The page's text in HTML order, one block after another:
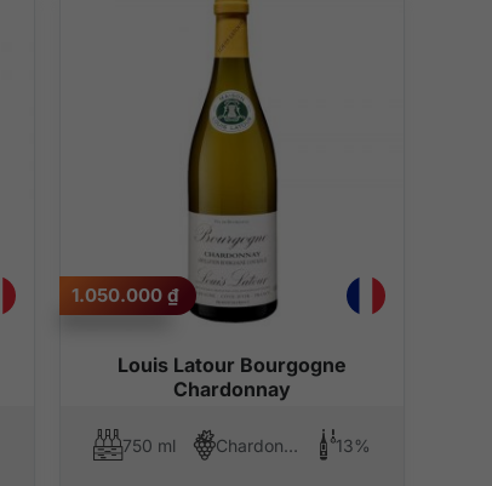
Louis Latour Bourgogne
Chardonnay
1.050.000 ₫
750 ml Chardonnay 13%